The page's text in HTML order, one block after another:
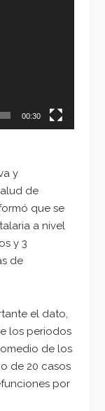
00:30
y
de
que se
a nivel
y 3
de
el dato,
los periodos
de los
de 20 casos
por